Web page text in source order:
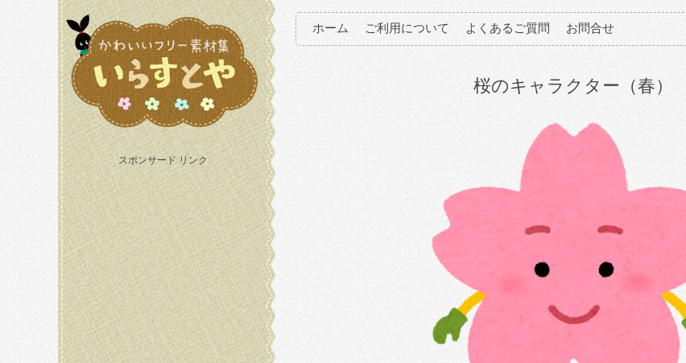
スポンサード リンク
ホーム ご利用について よくあるご質問 お問合せ
桜のキャラクター（春）